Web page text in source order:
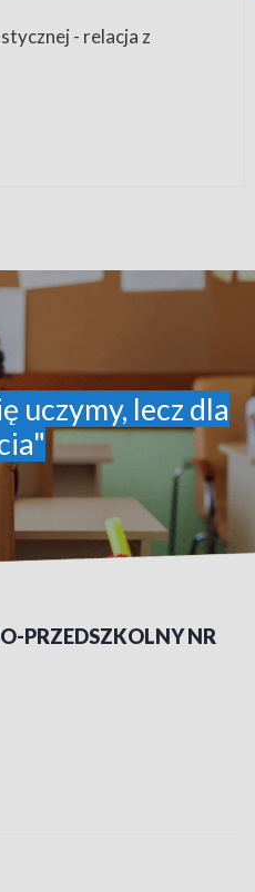
- relacja z
uczymy, lecz dla
PRZEDSZKOLNY NR